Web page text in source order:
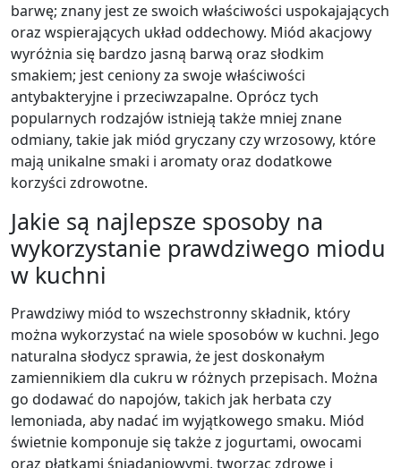
barwę; znany jest ze swoich właściwości uspokajających
oraz wspierających układ oddechowy. Miód akacjowy
wyróżnia się bardzo jasną barwą oraz słodkim
smakiem; jest ceniony za swoje właściwości
antybakteryjne i przeciwzapalne. Oprócz tych
popularnych rodzajów istnieją także mniej znane
odmiany, takie jak miód gryczany czy wrzosowy, które
mają unikalne smaki i aromaty oraz dodatkowe
korzyści zdrowotne.
Jakie są najlepsze sposoby na
wykorzystanie prawdziwego miodu
w kuchni
Prawdziwy miód to wszechstronny składnik, który
można wykorzystać na wiele sposobów w kuchni. Jego
naturalna słodycz sprawia, że jest doskonałym
zamiennikiem dla cukru w różnych przepisach. Można
go dodawać do napojów, takich jak herbata czy
lemoniada, aby nadać im wyjątkowego smaku. Miód
świetnie komponuje się także z jogurtami, owocami
oraz płatkami śniadaniowymi, tworząc zdrowe i